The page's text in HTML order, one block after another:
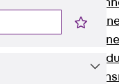
RGM
RGS
RGL
RI